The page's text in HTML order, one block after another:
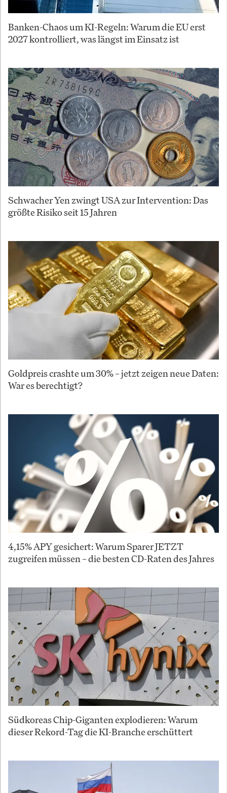
Banken-Chaos um KI-Regeln: Warum die EU erst
2027 kontrolliert, was längst im Einsatz ist
Schwacher Yen zwingt USA zur Intervention: Das
größte Risiko seit 15 Jahren
Goldpreis crashte um 30% – jetzt zeigen neue Daten:
War es berechtigt?
4,15% APY gesichert: Warum Sparer JETZT
zugreifen müssen – die besten CD-Raten des Jahres
Südkoreas Chip-Giganten explodieren: Warum
dieser Rekord-Tag die KI-Branche erschüttert